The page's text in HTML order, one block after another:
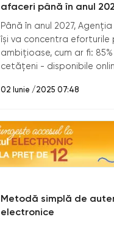
afaceri până în anul
Până în anul 2027,
își va concentra
ambițioase, cum ar fi:
cetățeni - disponibile
02 Iunie /2025 07:48
Metodă simplă de
electronice